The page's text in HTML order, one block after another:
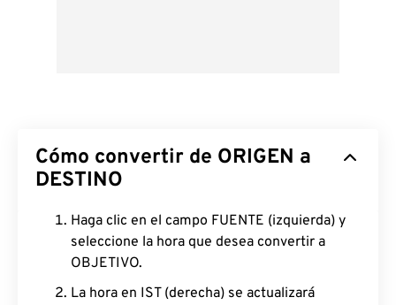
Cómo convertir de ORIGEN a
DESTINO
Haga clic en el campo FUENTE (izquierda) y
seleccione la hora que desea convertir a
OBJETIVO.
La hora en IST (derecha) se actualizará